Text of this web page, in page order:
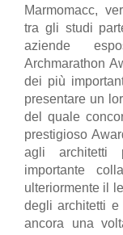
Marmomacc,
tra gli studi
aziende
Archmarathon
dei più
presentare un
del quale
prestigioso
agli architetti
importante
ulteriormente il
degli architetti e
ancora una